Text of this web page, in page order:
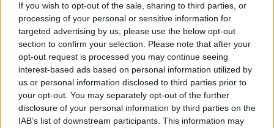
If you wish to opt-out of the sale, sharing to third parties, or
processing of your personal or sensitive information for
targeted advertising by us, please use the below opt-out
section to confirm your selection. Please note that after your
opt-out request is processed you may continue seeing
interest-based ads based on personal information utilized by
us or personal information disclosed to third parties prior to
your opt-out. You may separately opt-out of the further
disclosure of your personal information by third parties on the
IAB’s list of downstream participants. This information may
ore. Se andate alle terme segnalare che siete
nell'area camper per avere un piccolo sconto.
Consigliato per soste di relax. Terme molto adatte
per i bambini.
Accessibilità Caratteristiche Posizione
Prezzo
Pulizia
Servizi